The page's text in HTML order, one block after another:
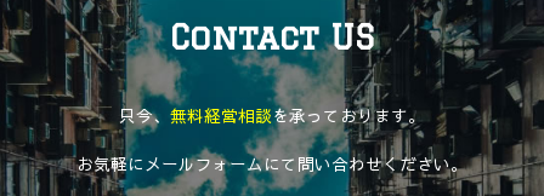
Contact US
只今、 無料経営相談を承っております。
お気軽にメールフォームにて問い合わせください。